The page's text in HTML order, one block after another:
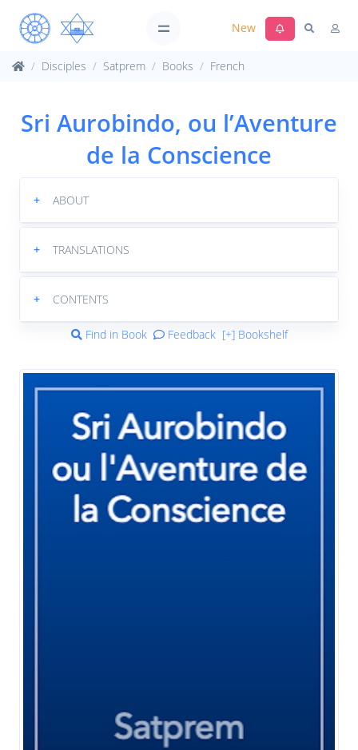
New
Disciples Satprem Books French
Sri Aurobindo, ou l’Aventure
de la Conscience
+ ABOUT
+ TRANSLATIONS
+ CONTENTS
Find in Book Feedback [+] Bookshelf